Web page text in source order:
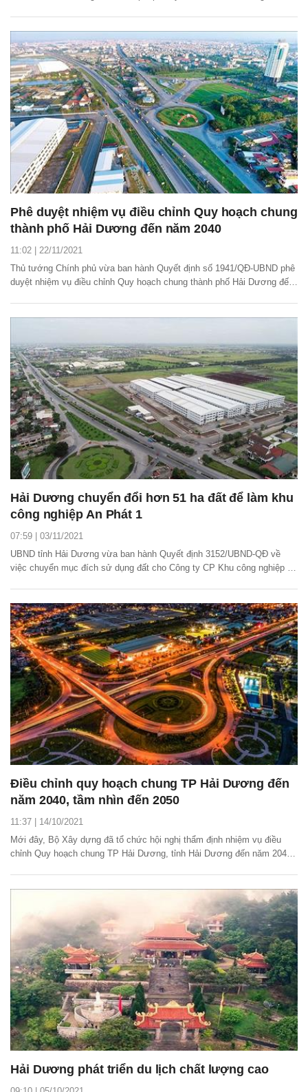
Phê duyệt nhiệm vụ điều chỉnh Quy hoạch chung
thành phố Hải Dương đến năm 2040
11:02 | 22/11/2021
Thủ tướng Chính phủ vừa ban hành Quyết định số 1941/QĐ-UBND phê
duyệt nhiệm vụ điều chỉnh Quy hoạch chung thành phố Hải Dương đến
Hải Dương chuyển đổi hơn 51 ha đất để làm khu
công nghiệp An Phát 1
07:59 | 03/11/2021
UBND tỉnh Hải Dương vừa ban hành Quyết định 3152/UBND-QĐ về
việc chuyển mục đích sử dụng đất cho Công ty CP Khu công nghiệp kỹ
Điều chỉnh quy hoạch chung TP Hải Dương đến
năm 2040, tầm nhìn đến 2050
11:37 | 14/10/2021
Mới đây, Bộ Xây dựng đã tổ chức hội nghị thẩm định nhiệm vụ điều
chỉnh Quy hoạch chung TP Hải Dương, tỉnh Hải Dương đến năm 2040,
Hải Dương phát triển du lịch chất lượng cao